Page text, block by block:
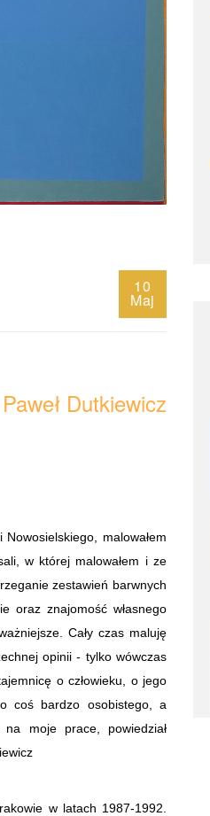
10
Maj
Paweł Dutkiewicz
malowałem
w której malowałem i ze
zestawień barwnych
oraz znajomość własnego
Cały czas maluję
opinii - tylko wówczas
o człowieku, o jego
coś bardzo osobistego, a
na moje prace, powiedział
w latach 1987-1992.